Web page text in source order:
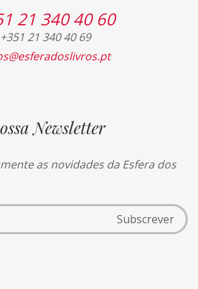
21 340 40 60
+351 21 340 40 69
Newsletter
as novidades da Esfera dos